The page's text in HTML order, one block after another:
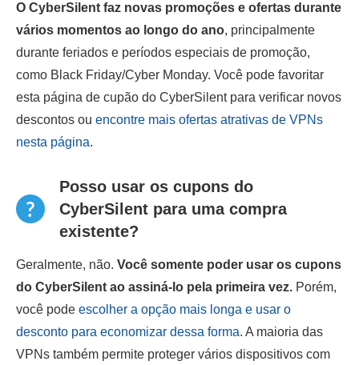
O CyberSilent faz novas promoções e ofertas durante
vários momentos ao longo do ano, principalmente
durante feriados e períodos especiais de promoção,
como Black Friday/Cyber Monday. Você pode favoritar
esta página de cupão do CyberSilent para verificar novos
descontos ou encontre mais ofertas atrativas de VPNs
nesta página.
Posso usar os cupons do
CyberSilent para uma compra
existente?
Geralmente, não. Você somente poder usar os cupons
do CyberSilent ao assiná-lo pela primeira vez. Porém,
você pode escolher a opção mais longa e usar o
desconto para economizar dessa forma. A maioria das
VPNs também permite proteger vários dispositivos com